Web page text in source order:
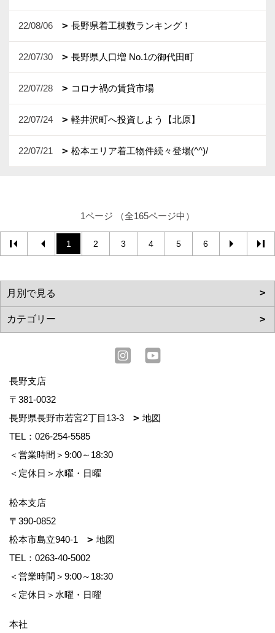
22/08/06 長野県着工棟数ランキング！
22/07/30 長野県人口増 No.1の御代田町
22/07/28 コロナ禍の賃貸市場
22/07/24 軽井沢町へ投資しよう【北原】
22/07/21 松本エリア着工物件続々登場(^^)/
1ページ （全165ページ中）
1 2 3 4 5 6
長野支店
〒381-0032
長野県長野市若宮2丁目13-3
地図
TEL： 026-254-5585
＜営業時間＞9:00～18:30
＜定休日＞水曜・日曜
松本支店
〒390-0852
松本市島立940-1
地図
TEL： 0263-40-5002
＜営業時間＞9:00～18:30
＜定休日＞水曜・日曜
本社